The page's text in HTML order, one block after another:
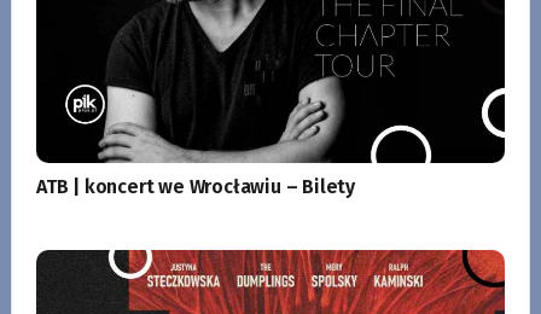
ATB | koncert we Wrocławiu – Bilety